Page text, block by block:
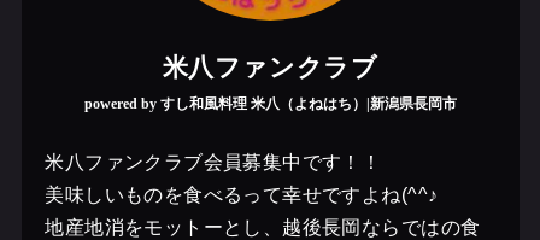
米八ファンクラブ
powered by すし和風料理 米八（よねはち）|新潟県長岡市
米八ファンクラブ会員募集中です！！
美味しいものを食べるって幸せですよね(^^♪
地産地消をモットーとし、越後長岡ならではの食